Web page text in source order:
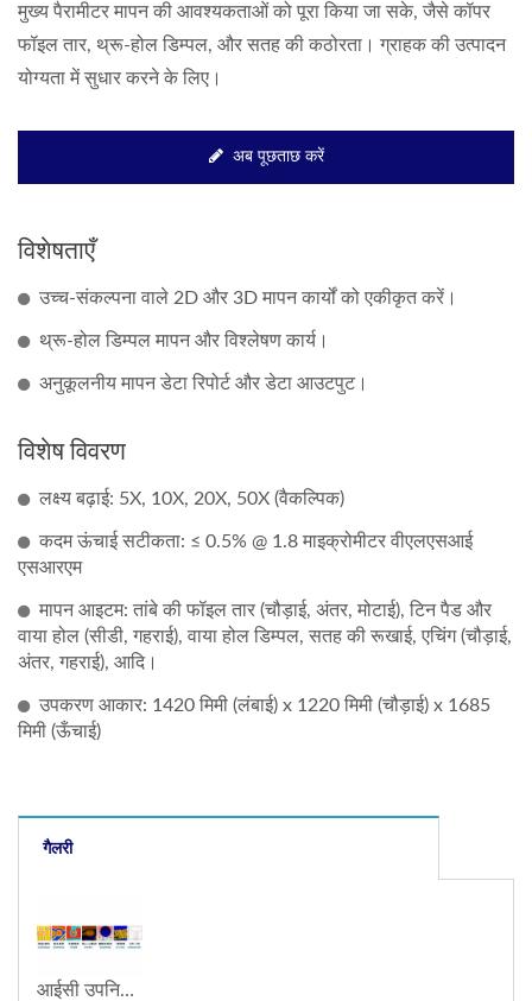
मुख्य पैरामीटर मापन की आवश्यकताओं को पूरा किया जा सके, जैसे कॉपर
फॉइल तार, थ्रू-होल डिम्पल, और सतह की कठोरता। ग्राहक की उत्पादन
योग्यता में सुधार करने के लिए।
अब पूछताछ करें
विशेषताएँ
उच्च-संकल्पना वाले 2D और 3D मापन कार्यों को एकीकृत करें।
थ्रू-होल डिम्पल मापन और विश्लेषण कार्य।
अनुकूलनीय मापन डेटा रिपोर्ट और डेटा आउटपुट।
विशेष विवरण
लक्ष्य बढ़ाई: 5X, 10X, 20X, 50X (वैकल्पिक)
कदम ऊंचाई सटीकता: ≤ 0.5% @ 1.8 माइक्रोमीटर वीएलएसआई
एसआरएम
मापन आइटम: तांबे की फॉइल तार (चौड़ाई, अंतर, मोटाई), टिन पैड और
वाया होल (सीडी, गहराई), वाया होल डिम्पल, सतह की रूखाई, एचिंग (चौड़ाई,
अंतर, गहराई), आदि।
उपकरण आकार: 1420 मिमी (लंबाई) x 1220 मिमी (चौड़ाई) x 1685
मिमी (ऊँचाई)
गैलरी
आईसी उपनिर्माण 3D प्रोफ़ाइल मापन उपकरण-मापन प्रकार